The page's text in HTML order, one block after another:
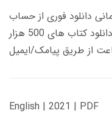
های 600 هزار تومانی دانلود فوری از حساب
کاربری می باشد، و زمان تحویل لینک دانلود کتاب های 500 هزار
English | 2021 | PDF